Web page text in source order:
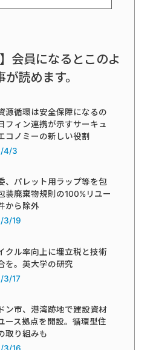
会員になるとこのよ
が読めます。
源循環は安全保障になるの
フィン連携が示すサーキュ
コノミーの新しい役割
4/3
、パレット用ラップ等を包
装廃棄物規則の100%リユー
から除外
3/19
クル率向上に埋立税と技術
を。英大学の研究
3/17
ン市、港湾跡地で建設資材
ース拠点を開設。循環型住
取り組みも
3/16